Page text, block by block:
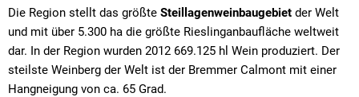
Die Region stellt das größte Steillagenweinbaugebiet der Welt
und mit über 5.300 ha die größte Rieslinganbaufläche weltweit
dar. In der Region wurden 2012 669.125 hl Wein produziert. Der
steilste Weinberg der Welt ist der Bremmer Calmont mit einer
Hangneigung von ca. 65 Grad.